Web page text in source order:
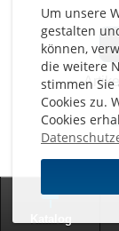
Um unsere
gestalten
können,
die weitere
stimmen Sie
Cookies zu.
Cookies